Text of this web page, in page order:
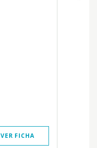
VER FICHA